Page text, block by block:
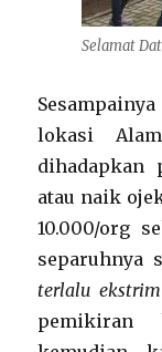
Selamat
lokasi
atau naik
10.000/org
separuhnya
terlalu
pemikiran